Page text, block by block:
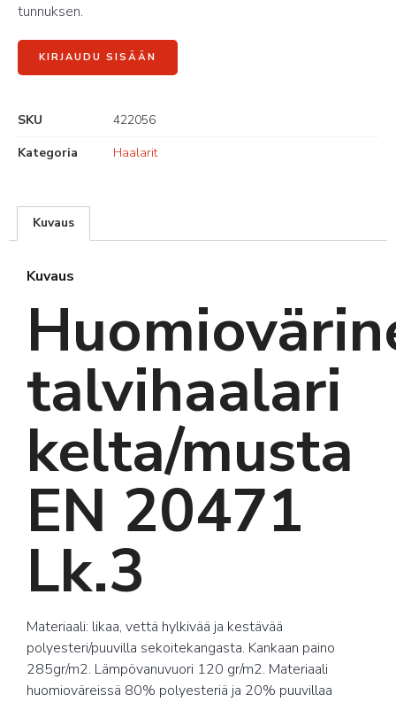
tunnuksen.
KIRJAUDU SISÄÄN
SKU
422056
Kategoria
Haalarit
Kuvaus
Kuvaus
talvihaalari
kelta/musta
EN 20471
Lk.3
Materiaali: likaa, vettä hylkivää ja kestävää
polyesteri/puuvilla sekoitekangasta. Kankaan paino
285gr/m2. Lämpövanuvuori 120 gr/m2. Materiaali
huomioväreissä 80% polyesteriä ja 20% puuvillaa